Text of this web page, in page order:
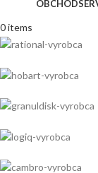
OBCHOD
0items